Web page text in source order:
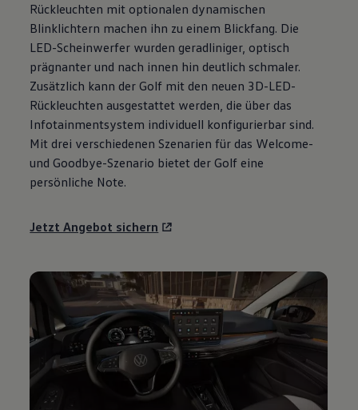
Motorenöl und Flüssigkeiten
Räder und Reifen
Pannen- und Unfallhilfe
Economy Service
Volkswagen Teile
Zubehör
Modellspezifisches Zubehör
Schutz und Pflege
Transport
Entertainment und Elektronik
Individualisieren
Wallbox und Ladekabel
Digitale Extras
Handy und Fahrzeug verbinden
Vorgängermodelle
Kundeninformationen
Volkswagen Kundenbetreuung
Warn- und Kontrollleuchten
Assistenzsysteme
Digitale Betriebsanleitung
Live Beratung
Magazin
Lifestyle
Transport
Rückleuchten mit optionalen dynamischen
Blinklichtern machen ihn zu einem Blickfang. Die
LED-Scheinwerfer wurden geradliniger, optisch
prägnanter und nach innen hin deutlich schmaler.
Zusätzlich kann der Golf mit den neuen 3D-LED-
Rückleuchten ausgestattet werden, die über das
Infotainmentsystem individuell konfigurierbar sind.
Mit drei verschiedenen Szenarien für das Welcome-
und Goodbye-Szenario bietet der Golf eine
persönliche Note.
Jetzt Angebot sichern